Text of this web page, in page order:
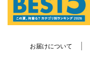
お届けについて